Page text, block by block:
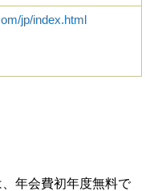
jp/index.html
年会費初年度無料で